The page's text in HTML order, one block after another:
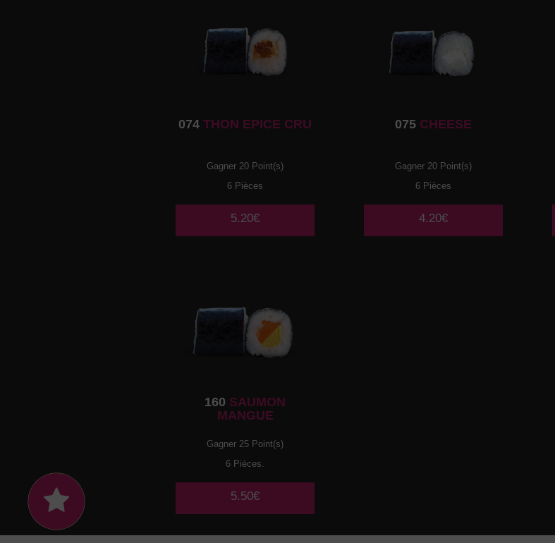
074 THON EPICE CRU
Gagner 20 Point(s)
6 Pièces
5.20€
075 CHEESE
Gagner 20 Point(s)
6 Pièces
4.20€
160 SAUMON
MANGUE
Gagner 25 Point(s)
6 Pièces.
5.50€